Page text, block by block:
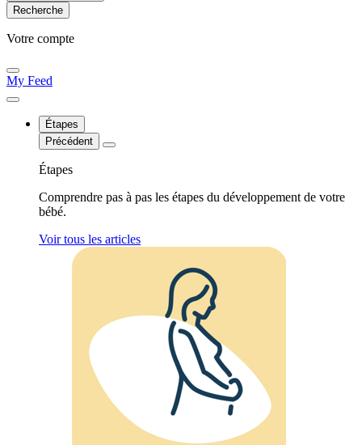
Votre compte​
My Feed
Étapes
Précédent
Étapes
Comprendre pas à pas les étapes du développement de votre
bébé.
Voir tous les articles